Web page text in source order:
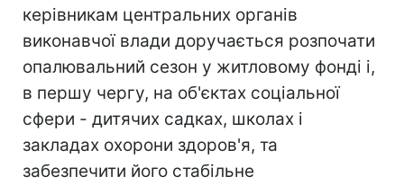
керівникам центральних органів
виконавчої влади доручається розпочати
опалювальний сезон у житловому фонді і,
в першу чергу, на об'єктах соціальної
сфери - дитячих садках, школах і
закладах охорони здоров'я, та
забезпечити його стабільне